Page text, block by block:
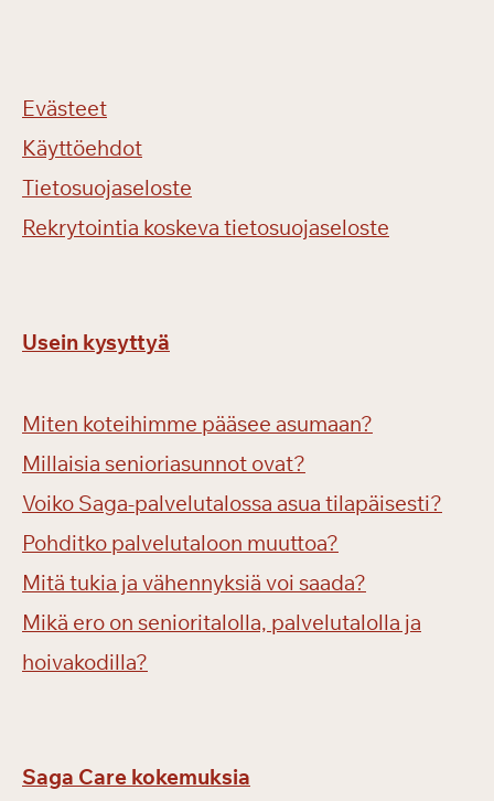
Evästeet
Käyttöehdot
Tietosuojaseloste
Rekrytointia koskeva tietosuojaseloste
Usein kysyttyä
Miten koteihimme pääsee asumaan?
Millaisia senioriasunnot ovat?
Voiko Saga-palvelutalossa asua tilapäisesti?
Pohditko palvelutaloon muuttoa?
Mitä tukia ja vähennyksiä voi saada?
Mikä ero on senioritalolla, palvelutalolla ja
hoivakodilla?
Saga Care kokemuksia